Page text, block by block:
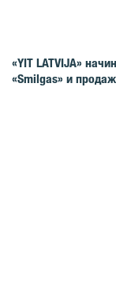
«YIT LATVIJA»
«Smilgas» и